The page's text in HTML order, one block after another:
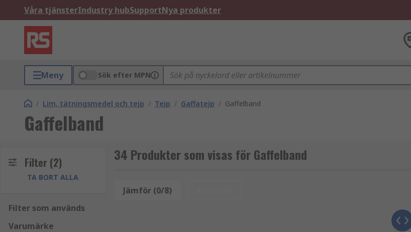
Våra tjänsterIndustry hubSupportNya produkter
Meny Sök efter MPN
/ Lim, tätningsmedel och tejp / Tejp / Gaffatejp / Gaffelband
Gaffelband
Filter (2)
TA BORT ALLA
Filter som används
Varumärke
34 Produkter som visas för Gaffelband
Jämför (0/8)